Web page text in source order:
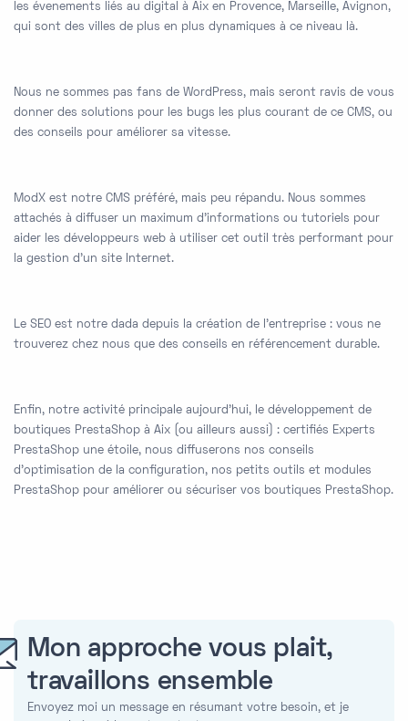
les évenements liés au digital à Aix en Provence, Marseille, Avignon,
qui sont des villes de plus en plus dynamiques à ce niveau là.
Nous ne sommes pas fans de WordPress, mais seront ravis de vous
donner des solutions pour les bugs les plus courant de ce CMS, ou
des conseils pour améliorer sa vitesse.
ModX est notre CMS préféré, mais peu répandu. Nous sommes
attachés à diffuser un maximum d'informations ou tutoriels pour
aider les développeurs web à utiliser cet outil très performant pour
la gestion d'un site Internet.
Le SEO est notre dada depuis la création de l'entreprise : vous ne
trouverez chez nous que des conseils en référencement durable.
Enfin, notre activité principale aujourd'hui, le développement de
boutiques PrestaShop à Aix (ou ailleurs aussi) : certifiés Experts
PrestaShop une étoile, nous diffuserons nos conseils
d'optimisation de la configuration, nos petits outils et modules
PrestaShop pour améliorer ou sécuriser vos boutiques PrestaShop.
Mon approche vous plait,
travaillons ensemble
Envoyez moi un message en résumant votre besoin, et je